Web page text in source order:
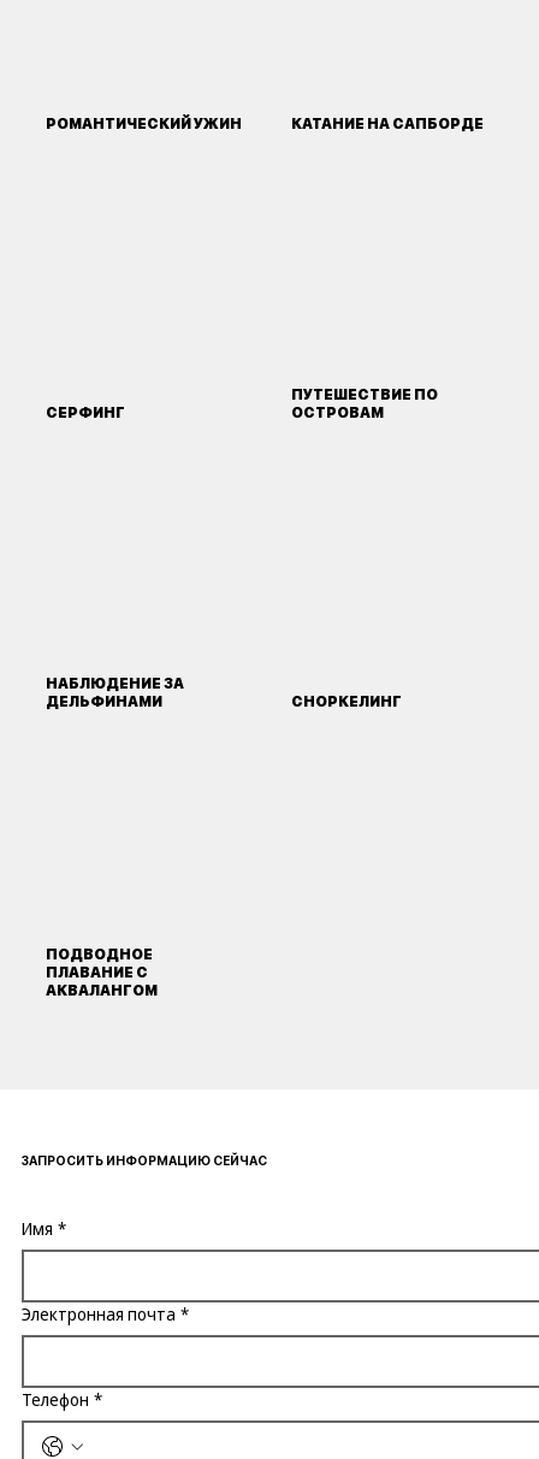
РОМАНТИЧЕСКИЙ УЖИН КАТАНИЕ НА САПБОРДЕ
СЕРФИНГ
ПУТЕШЕСТВИЕ ПО
ОСТРОВАМ
НАБЛЮДЕНИЕ ЗА
ДЕЛЬФИНАМИ
СНОРКЕЛИНГ
ПОДВОДНОЕ
ПЛАВАНИЕ С
АКВАЛАНГОМ
Имя *
Электронная почта *
Телефон *
ЗАПРОСИТЬ ИНФОРМАЦИЮ СЕЙЧАС